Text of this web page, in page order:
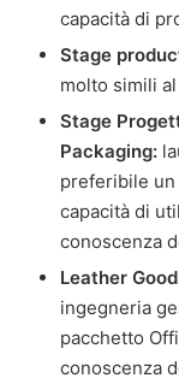
capacità di
Stage
molto simili
Stage
Packaging:
preferibile un
capacità di
conoscenza
Leather
ingegneria
pacchetto
conoscenza